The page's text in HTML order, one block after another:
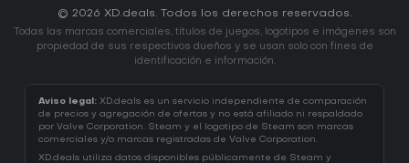
© 2026 XD.deals. Todos los derechos reservados.
Todas las marcas comerciales, títulos de juegos, logotipos e imágenes son
propiedad de sus respectivos dueños y se usan solo con fines de
identificación e información.
Aviso legal: XD.deals es un servicio independiente de comparación
de precios y agregación de ofertas y no está afiliado ni respaldado
por Valve Corporation. Steam y el logotipo de Steam son marcas
comerciales y/o marcas registradas de Valve Corporation.
XD.deals utiliza datos disponibles públicamente de Steam y